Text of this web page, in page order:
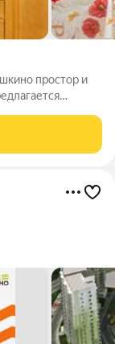
и
вариант